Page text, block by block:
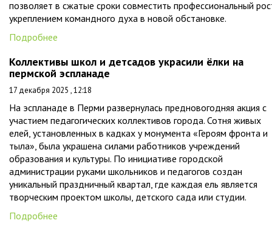
позволяет в сжатые сроки совместить профессиональный
укреплением командного духа в новой обстановке.
Подробнее
Коллективы школ и детсадов украсили ёлки на
пермской эспланаде
17 декабря 2025 , 12:18
На эспланаде в Перми развернулась предновогодняя акция с
участием педагогических коллективов города. Сотня живых
елей, установленных в кадках у монумента «Героям фронта и
тыла», была украшена силами работников учреждений
образования и культуры. По инициативе городской
администрации руками школьников и педагогов создан
уникальный праздничный квартал, где каждая ель является
творческим проектом школы, детского сада или студии.
Подробнее